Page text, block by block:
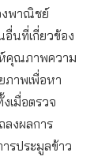
งพาณิชย์
นที่เกี่ยวข้อง
ห์คุณภาพความ
ภาพเพื่อหา
เมื่อตรวจ
งผลการ
รประมูลข้าว